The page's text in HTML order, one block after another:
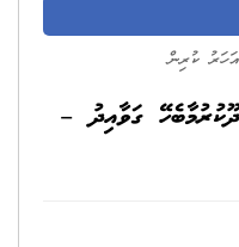
ގަވާއިދު –